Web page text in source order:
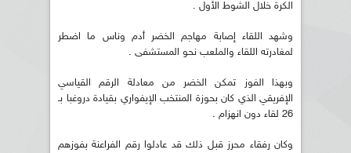
الكرة خلال الشوط الأول .
وشهد اللقاء إصابة مهاجم الخضر أدم وناس ما اضطر
لمغادرته اللقاء والملعب نحو المستشفى .
وبهذا الفوز تمكن الخضر من معادلة الرقم القياسي
الإفريقي الذي كان بحوزة المنتخب الإيفواري بقيادة دروغبا بـ
26 لقاء دون انهزام .
وكان رفقاء محرز قبل ذلك قد عادلوا رقم الفراعنة بفوزهم